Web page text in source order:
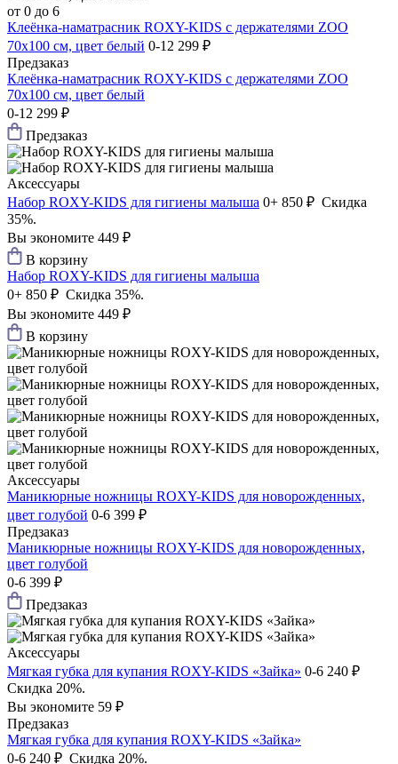
от 0 до 6
Клеёнка-наматрасник ROXY-KIDS с держателями ZOO
70х100 см, цвет белый 0-12 299 ₽
Предзаказ
Клеёнка-наматрасник ROXY-KIDS с держателями ZOO
70х100 см, цвет белый
0-12 299 ₽
Предзаказ
Аксессуары
Набор ROXY-KIDS для гигиены малыша 0+ 850 ₽ Скидка
35%.
Вы экономите 449 ₽
В корзину
Набор ROXY-KIDS для гигиены малыша
0+ 850 ₽ Скидка 35%.
Вы экономите 449 ₽
В корзину
Аксессуары
Маникюрные ножницы ROXY-KIDS для новорожденных,
цвет голубой 0-6 399 ₽
Предзаказ
Маникюрные ножницы ROXY-KIDS для новорожденных,
цвет голубой
0-6 399 ₽
Предзаказ
Аксессуары
Мягкая губка для купания ROXY-KIDS «Зайка» 0-6 240 ₽
Скидка 20%.
Вы экономите 59 ₽
Предзаказ
Мягкая губка для купания ROXY-KIDS «Зайка»
0-6 240 ₽ Скидка 20%.